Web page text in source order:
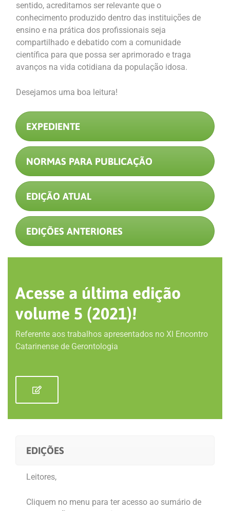
sentido, acreditamos ser relevante que o
conhecimento produzido dentro das instituições de
ensino e na prática dos profissionais seja
compartilhado e debatido com a comunidade
científica para que possa ser aprimorado e traga
avanços na vida cotidiana da população idosa.
Desejamos uma boa leitura!
EXPEDIENTE
NORMAS PARA PUBLICAÇÃO
EDIÇÃO ATUAL
EDIÇÕES ANTERIORES
Acesse a última edição
volume 5 (2021)!
Referente aos trabalhos apresentados no XI Encontro
Catarinense de Gerontologia
EDIÇÕES
Leitores,
Cliquem no menu para ter acesso ao sumário de